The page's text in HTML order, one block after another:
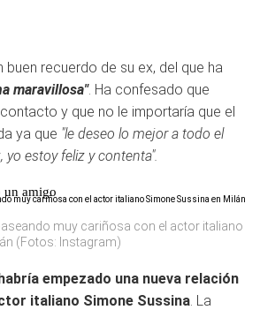
buen recuerdo de su ex, del que ha
maravillosa". Ha confesado que
y que no le importaría que el
ya que "le deseo lo mejor a todo el
yo estoy feliz y contenta".
un amigo
muy cariñosa con el actor italiano
(Fotos: Instagram)
empezado una nueva relación
italiano Simone Sussina. La